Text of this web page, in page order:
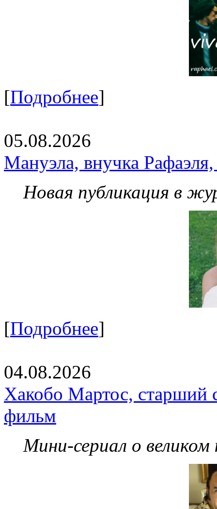
[Подробнее]
05.08.2026
Мануэла, внучка
Новая публикация в
[Подробнее]
04.08.2026
Хакобо Мартос, старший
фильм
Мини-сериал о великом